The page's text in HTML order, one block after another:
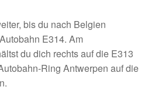
bis du nach Belgien
E314. Am
du dich rechts auf die E313
Ring Antwerpen auf die